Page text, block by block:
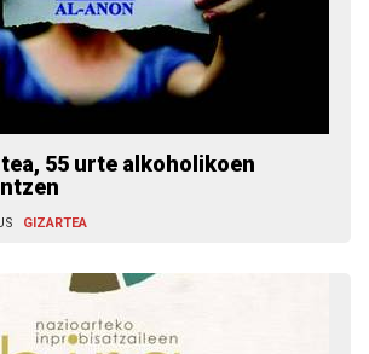
55 urte alkoholikoen
GIZARTEA